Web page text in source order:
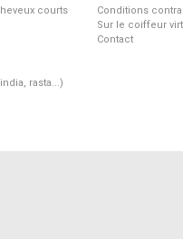
courts
rasta...)
Conditions
Sur le coiffeur
Contact